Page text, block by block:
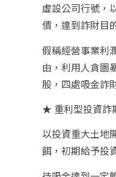
虛設公司行號，
債，達到詐財目
假稱經營事業利
由，利用人貪圖
股，四處吸金詐
★ 重利型投資詐
以投資重大土地
餌，初期給予投